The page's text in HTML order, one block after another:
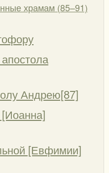
храмам (85–91)
Андрею[87]
[Иоанна]
[Евфимии]